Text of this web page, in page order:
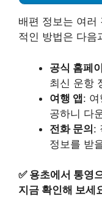
배편 정보는 여러
적인 방법은 다음
공식 홈페
최신 운항
여행 앱:
공하니 다
전화 문의:
정보를 받
✅ 용초에서 통영
지금 확인해 보세